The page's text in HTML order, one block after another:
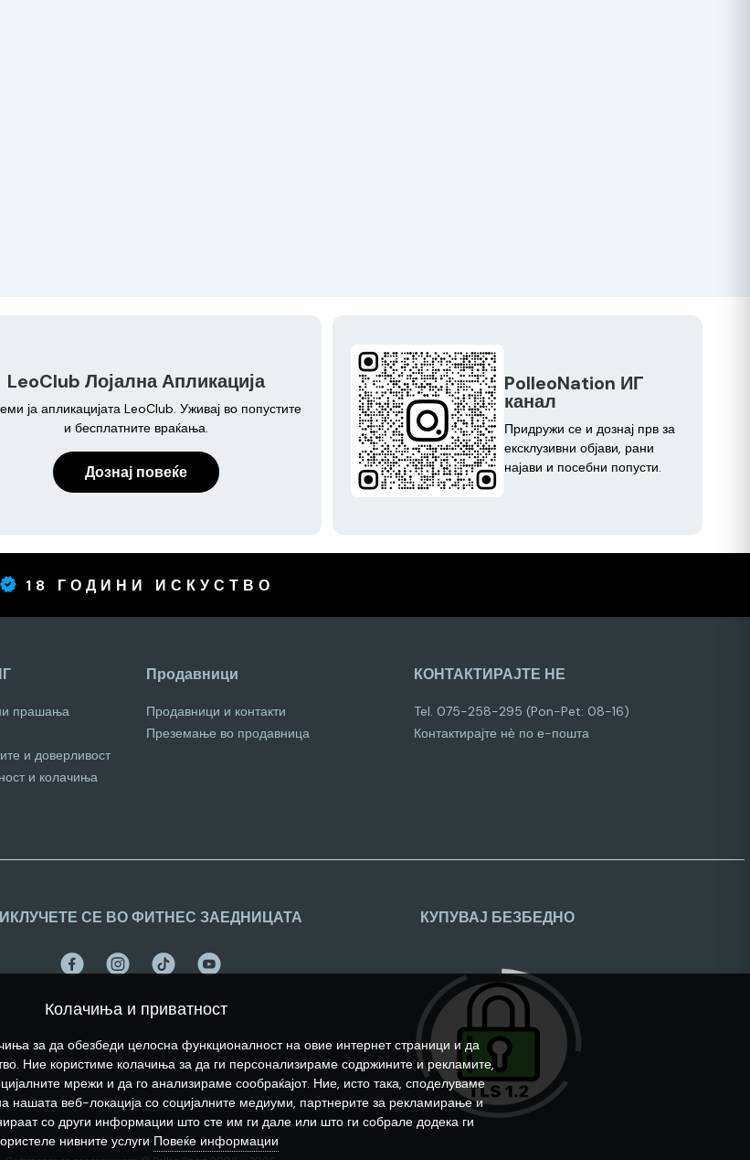
LeoClub Лојална Апликација
ја апликацијата LeoClub. Уживај во попустите
и бесплатните враќања.
Дознај повеќе
PolleoNation ИГ
канал
Придружи се и дознај прв за
ексклузивни објави, рани
најави и посебни попусти.
18 ГОДИНИ ИСКУСТВО
прашања
и доверливост
и колачиња
Продавници
Продавници и контакти
Преземање во продавница
КОНТАКТИРАЈТЕ НЕ
Tel. 075-258-295 (Pon-Pet: 08-16)
Контактирајте нѐ по е-пошта
СЕ ВО ФИТНЕС ЗАЕДНИЦАТА КУПУВАЈ БЕЗБЕДНО
Колачиња и приватност
за да обезбеди целосна функционалност на овие интернет страници и да
Ние користиме колачиња за да ги персонализираме содржините и рекламите,
мрежи и да го анализираме сообраќајот. Ние, исто така, споделуваме
нашата веб-локација со социјалните медиуми, партнерите за рекламирање и
со други информации што сте им ги дале или што ги собрале додека ги
нивните услуги Повеќе информации